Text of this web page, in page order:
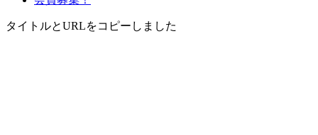
タイトルとURLをコピーしました